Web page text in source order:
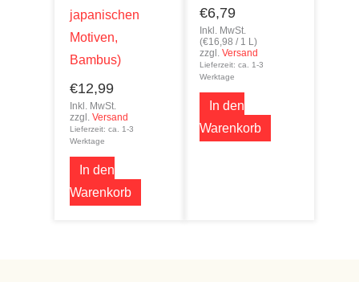
japanischen
Motiven,
Bambus)
€12,99
Inkl. MwSt.
zzgl.Versand
Lieferzeit: ca. 1-3
Werktage
In den
Warenkorb
€6,79
Inkl. MwSt.
(€16,98 / 1 L)
zzgl.Versand
Lieferzeit: ca. 1-3
Werktage
In den
Warenkorb